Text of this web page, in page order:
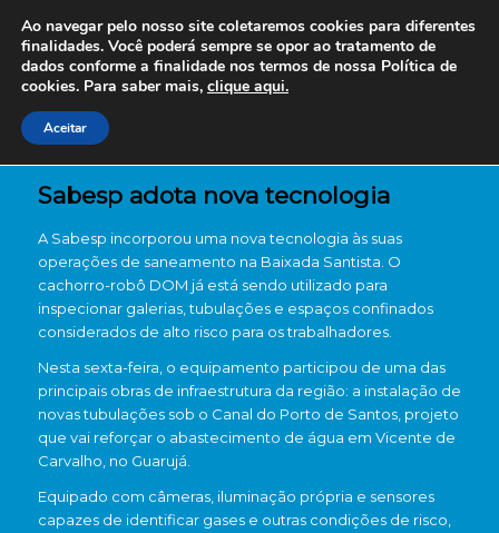
Sabesp adota nova tecnologia
A Sabesp incorporou uma nova tecnologia às suas
operações de saneamento na Baixada Santista. O
cachorro-robô DOM já está sendo utilizado para
inspecionar galerias, tubulações e espaços confinados
considerados de alto risco para os trabalhadores.
Nesta sexta-feira, o equipamento participou de uma das
principais obras de infraestrutura da região: a instalação de
novas tubulações sob o Canal do Porto de Santos, projeto
que vai reforçar o abastecimento de água em Vicente de
Carvalho, no Guarujá.
Equipado com câmeras, iluminação própria e sensores
capazes de identificar gases e outras condições de risco,
Ao navegar pelo nosso site coletaremos cookies para diferentes
finalidades. Você poderá sempre se opor ao tratamento de
dados conforme a finalidade nos termos de nossa Política de
cookies. Para saber mais, clique aqui.
Aceitar